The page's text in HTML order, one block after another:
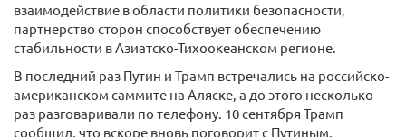
взаимодействие в области политики безопасности,
партнерство сторон способствует обеспечению
стабильности в Азиатско-Тихоокеанском регионе.
В последний раз Путин и Трамп встречались на российско-
американском саммите на Аляске, а до этого несколько
раз разговаривали по телефону. 10 сентября Трамп
сообщил, что вскоре вновь поговорит с Путиным.